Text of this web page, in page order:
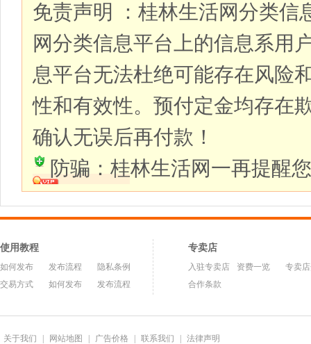
免责声明 ：桂林生活网分类信
网分类信息平台上的信息系用
息平台无法杜绝可能存在风险
性和有效性。预付定金均存在
确认无误后再付款！
防骗：桂林生活网一再提醒
使用教程
如何发布 发布流程
隐私条例
交易方式
如何发布 发布流程
专卖店
入驻专卖店 资费一览
专卖
合作条款
关于我们 网站地图 广告价格 联系我们
法律声明